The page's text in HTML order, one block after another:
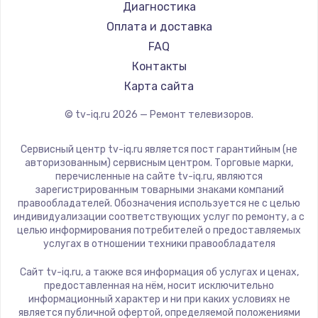
Замена видеокарты
1600 руб.
Заказать
Ремонт разъема питания
880 руб.
Заказать
Замена видеочипа
2745 руб.
Заказать
2600 руб.
Заказать
Hyundai
Doffler
Hiper
Grundig
HITACHI
Yandex
National
iFFALCON
Tuvio
Nord
BenQ
Диагностика
Оплата и доставка
FAQ
Контакты
Карта сайта
© tv-iq.ru 2026 — Ремонт телевизоров.
Сервисный центр tv-iq.ru является пост гарантийным (не
авторизованным) сервисным центром. Торговые марки,
перечисленные на сайте tv-iq.ru, являются
зарегистрированным товарными знаками компаний
правообладателей. Обозначения используется не с целью
индивидуализации соответствующих услуг по ремонту, а с
целью информирования потребителей о предоставляемых
услугах в отношении техники правообладателя
Сайт tv-iq.ru, а также вся информация об услугах и ценах,
предоставленная на нём, носит исключительно
информационный характер и ни при каких условиях не
является публичной офертой, определяемой положениями